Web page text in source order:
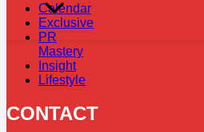
Calendar
Exclusive
PR
Mastery
Insight
Lifestyle
CONTACT